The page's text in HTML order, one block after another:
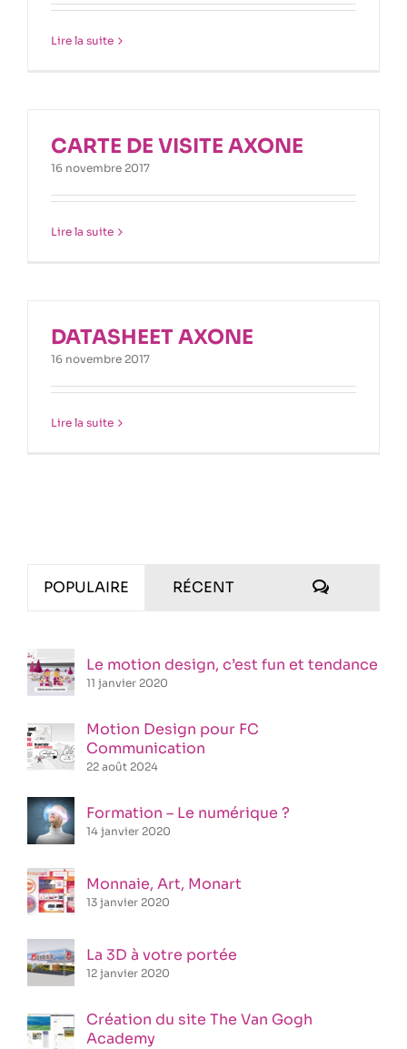
Lire la suite
CARTE DE VISITE AXONE
16 novembre 2017
Lire la suite
DATASHEET AXONE
16 novembre 2017
Lire la suite
POPULAIRE RÉCENT
Le motion design, c’est fun et tendance
11 janvier 2020
Motion Design pour FC
Communication
22 août 2024
Formation – Le numérique ?
14 janvier 2020
Monnaie, Art, Monart
13 janvier 2020
La 3D à votre portée
12 janvier 2020
Création du site The Van Gogh
Academy